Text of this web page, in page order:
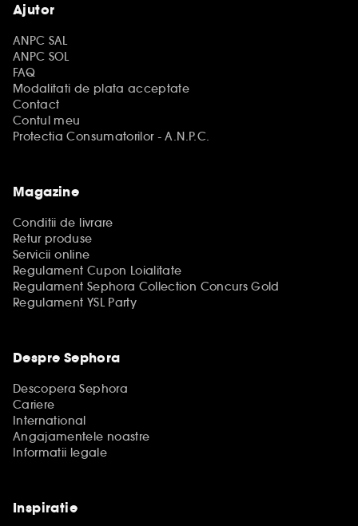
Ajutor
ANPC SAL
ANPC SOL
FAQ
Modalitati de plata acceptate
Contact
Contul meu
Protectia Consumatorilor - A.N.P.C.
Magazine
Conditii de livrare
Retur produse
Servicii online
Regulament Cupon Loialitate
Regulament Sephora Collection Concurs Gold
Regulament YSL Party
Despre Sephora
Descopera Sephora
Cariere
International
Angajamentele noastre
Informatii legale
Inspiratie